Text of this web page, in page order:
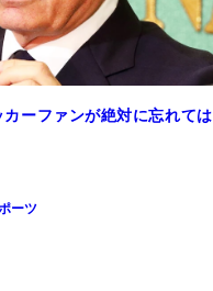
ーファンが絶対に忘れては
ーツ